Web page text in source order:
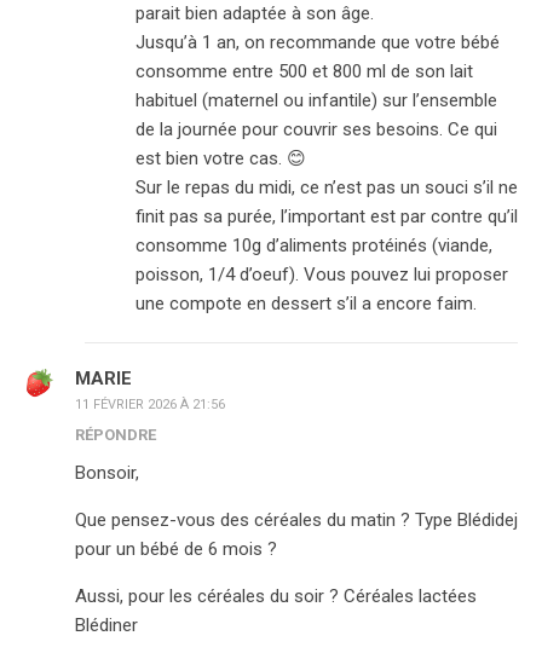
parait bien adaptée à son âge.
Jusqu’à 1 an, on recommande que votre bébé
consomme entre 500 et 800 ml de son lait
habituel (maternel ou infantile) sur l’ensemble
de la journée pour couvrir ses besoins. Ce qui
est bien votre cas. 😊
Sur le repas du midi, ce n’est pas un souci s’il ne
finit pas sa purée, l’important est par contre qu’il
consomme 10g d’aliments protéinés (viande,
poisson, 1/4 d’oeuf). Vous pouvez lui proposer
une compote en dessert s’il a encore faim.
MARIE
11 FÉVRIER 2026 À 21:56
RÉPONDRE
Bonsoir,
Que pensez-vous des céréales du matin ? Type Blédidej
pour un bébé de 6 mois ?
Aussi, pour les céréales du soir ? Céréales lactées
Blédiner